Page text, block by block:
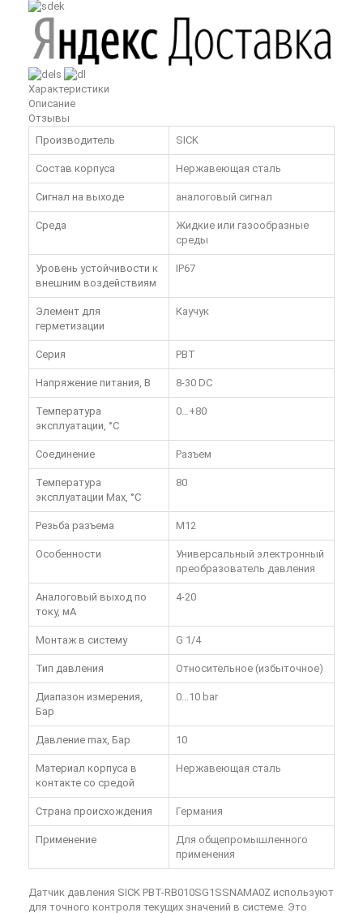
Характеристики
Описание
Отзывы
Производитель
SICK
Состав корпуса Нержавеющая сталь
Сигнал на выходе аналоговый сигнал
Среда
Жидкие или газообразные
среды
Уровень устойчивости к
внешним воздействиям
IP67
Элемент для
герметизации
Каучук
Серия PBT
Напряжение питания, В 8-30 DC
Температура
эксплуатации, °C
0…+80
Соединение Разъем
Температура
эксплуатации Max, °C
80
Резьба разъема M12
Особенности
Универсальный электронный
преобразователь давления
Аналоговый выход по
току, мА
4-20
Монтаж в систему G 1/4
Тип давления Относительное (избыточное)
Диапазон измерения,
Бар
0...10 bar
Давление max, Бар 10
Материал корпуса в
контакте со средой
Нержавеющая сталь
Страна происхождения Германия
Применение
Для общепромышленного
применения
Датчик давления SICK PBT-RB010SG1SSNAMA0Z используют
для точного контроля текущих значений в системе. Это